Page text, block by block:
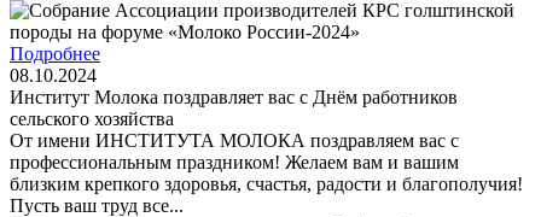
Подробнее
08.10.2024
Институт Молока поздравляет вас с Днём работников
сельского хозяйства
От имени ИНСТИТУТА МОЛОКА поздравляем вас с
профессиональным праздником! Желаем вам и вашим
близким крепкого здоровья, счастья, радости и благополучия!
Пусть ваш труд все...